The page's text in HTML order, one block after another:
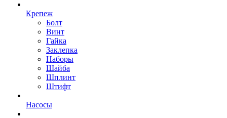
Крепеж
Болт
Винт
Гайка
Заклепка
Наборы
Шайба
Шплинт
Штифт
Насосы